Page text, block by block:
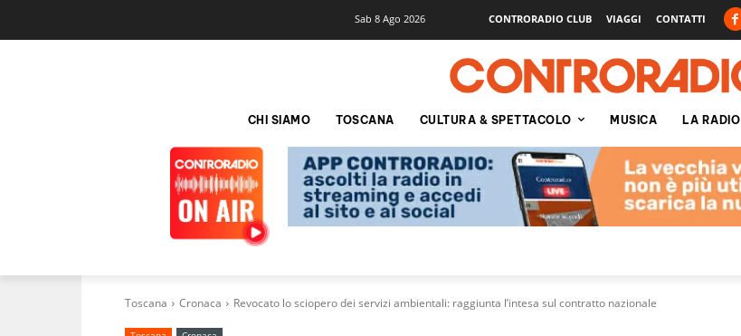
Sab 8 Ago 2026 CONTRORADIO CLUB VIAGGI CONTATTI
CHI SIAMO TOSCANA CULTURA & SPETTACOLO MUSICA LA RADIO
Toscana Cronaca Revocato lo sciopero dei servizi ambientali: raggiunta l’intesa sul contratto nazionale